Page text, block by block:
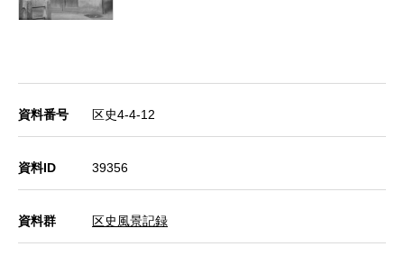
資料番号 区史4-4-12
資料ID 39356
資料群 区史風景記録